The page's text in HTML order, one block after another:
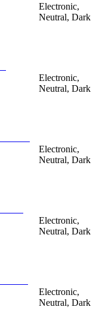
Electronic,
Neutral, Dark
Electronic,
Neutral, Dark
Electronic,
Neutral, Dark
Electronic,
Neutral, Dark
Electronic,
Neutral, Dark